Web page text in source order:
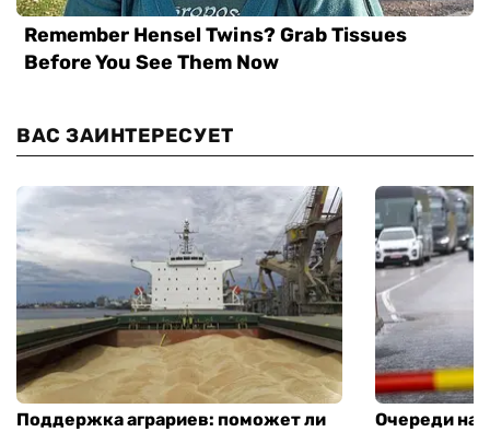
ВАС ЗАИНТЕРЕСУЕТ
Поддержка аграриев: поможет ли
Очереди на